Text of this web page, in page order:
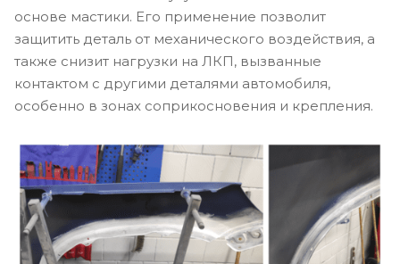
основе мастики. Его применение позволит
защитить деталь от механического воздействия, а
также снизит нагрузки на ЛКП, вызванные
контактом с другими деталями автомобиля,
особенно в зонах соприкосновения и крепления.